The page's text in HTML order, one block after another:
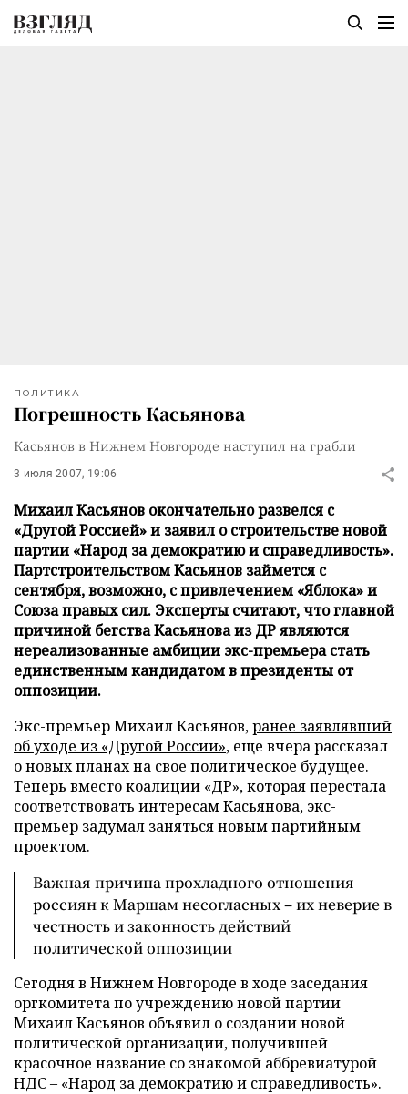
ПОЛИТИКА
Погрешность Касьянова
Касьянов в Нижнем Новгороде наступил на грабли
3 июля 2007, 19:06
Михаил Касьянов окончательно развелся с
«Другой Россией» и заявил о строительстве новой
партии «Народ за демократию и справедливость».
Партстроительством Касьянов займется с
сентября, возможно, с привлечением «Яблока» и
Союза правых сил. Эксперты считают, что главной
причиной бегства Касьянова из ДР являются
нереализованные амбиции экс-премьера стать
единственным кандидатом в президенты от
оппозиции.
Экс-премьер Михаил Касьянов,ранее заявлявший
об уходе из «Другой России», еще вчера рассказал
о новых планах на свое политическое будущее.
Теперь вместо коалиции «ДР», которая перестала
соответствовать интересам Касьянова, экс-
премьер задумал заняться новым партийным
проектом.
Важная причина прохладного отношения
россиян к Маршам несогласных – их неверие в
честность и законность действий
политической оппозиции
Сегодня в Нижнем Новгороде в ходе заседания
оргкомитета по учреждению новой партии
Михаил Касьянов объявил о создании новой
политической организации, получившей
красочное название со знакомой аббревиатурой
НДС – «Народ за демократию и справедливость».